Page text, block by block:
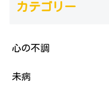
カテゴリー
心の不調
未病